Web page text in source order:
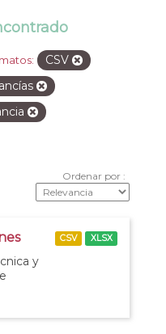
CSV
Ordenar por
y
CSV XLSX